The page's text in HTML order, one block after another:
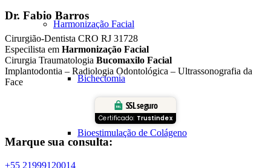
Harmonização Facial
Bichectomia
Bioestimulação de Colágeno
Dr. Fabio Barros
Cirurgião-Dentista CRO RJ 31728
Especilista em Harmonização Facial
Cirurgia Traumatologia Bucomaxilo Facial
Implantodontia – Radiologia Odontológica – Ultrassonografia da
Face
SSL seguro
Certificado: Trustindex
Marque sua consulta:
+55 21999120014